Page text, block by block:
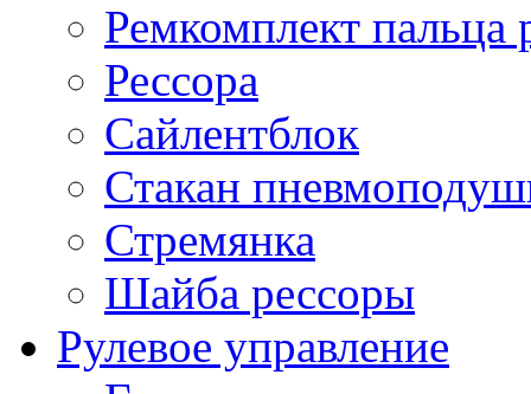
Ремкомплект пальца
Рессора
Сайлентблок
Стакан
Стремянка
Шайба рессоры
Рулевое управление